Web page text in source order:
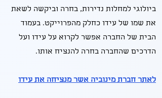
ביולוגי למחלות נדירות, בחרה וביקשה לשאת
את שמו של עידו כחלק מהפרוייקט. בעמוד
הבית של החברה אפשר לקרוא על עידו ועל
הדרכים שהחברה בחרה להנציח אותו.
לאתר חברת מינוביה אשר מנציחה את עידו